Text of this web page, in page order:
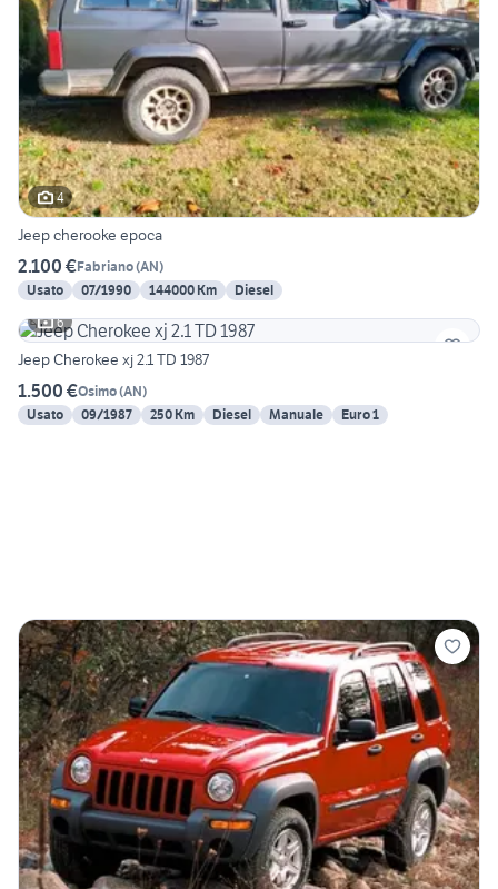
4
Jeep cherooke epoca
2.100 €Fabriano(AN)
Usato
07/1990 144000 Km
Diesel
6
Jeep Cherokee xj 2.1 TD 1987
1.500 €Osimo(AN)
Usato
09/1987 250 Km Diesel Manuale Euro 1